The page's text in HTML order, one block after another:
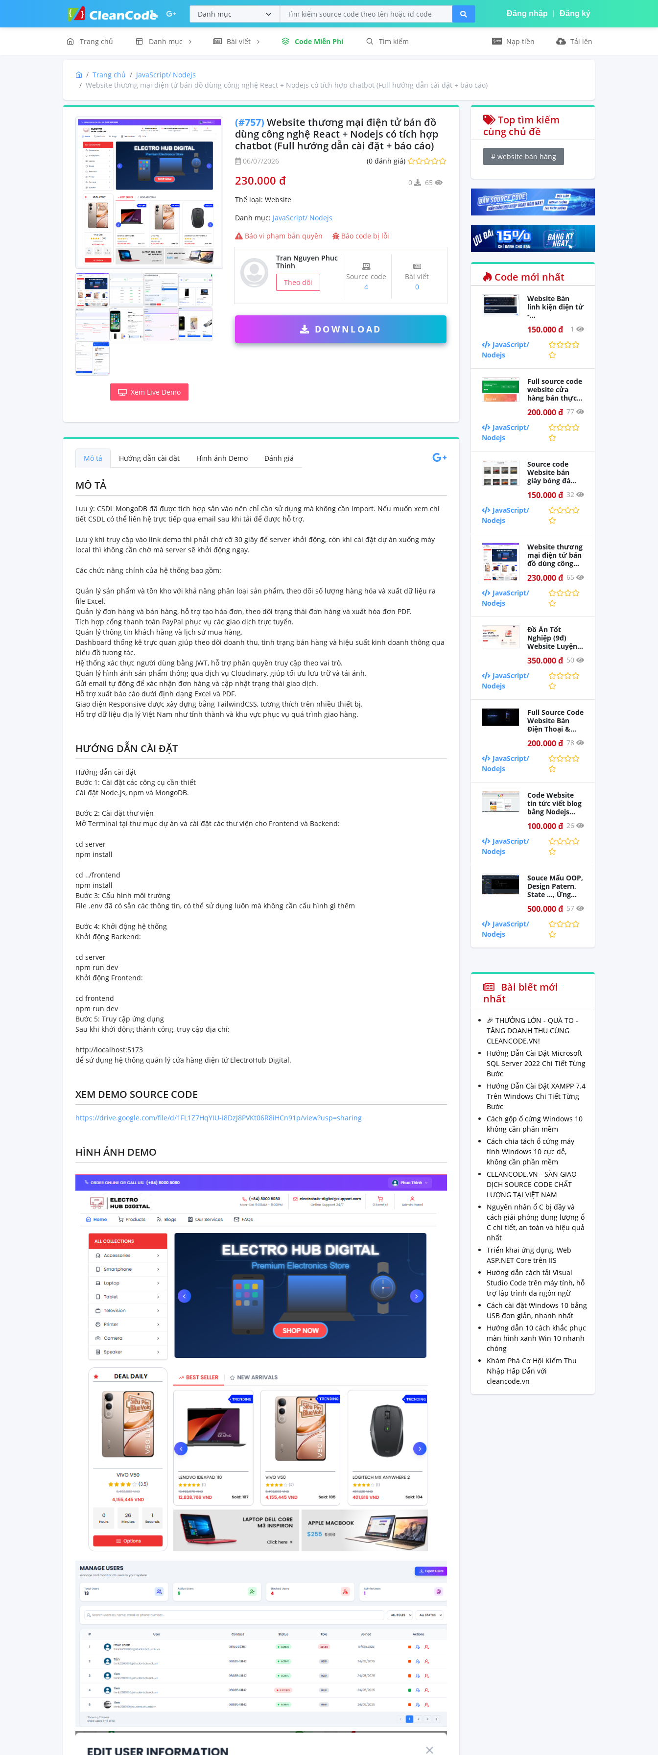
Trang chủ Danh mục Bài viết Code Miễn Phí Tìm kiếm Nạp tiền Tải lên
Đăng nhập | Đăng ký
Trang chủ
JavaScript/ Nodejs
Website thương mại điện tử bán đồ dùng công nghệ React + Nodejs có tích hợp chatbot (Full hướng dẫn cài đặt + báo cáo)
Xem Live Demo
(#757) Website thương mại điện tử bán đồ
dùng công nghệ React + Nodejs có tích hợp
chatbot (Full hướng dẫn cài đặt + báo cáo)
06/07/2026 (0 đánh giá)
230.000 đ 0
65
Thể loại:Website
Danh mục: JavaScript/ Nodejs
Báo vi phạm bản quyền
Báo code bị lỗi
Tran Nguyen Phuc
Thinh
Theo dõi
Source code
4
Bài viết
0
DOWNLOAD
Mô tả Hướng dẫn cài đặt Hình ảnh Demo Đánh giá
MÔ TẢ
Lưu ý: CSDL MongoDB đã được tích hợp sẵn vào nên chỉ cần sử dụng mà không cần import. Nếu muốn xem chi
tiết CSDL có thể liên hệ trực tiếp qua email sau khi tải để được hỗ trợ.
Lưu ý khi truy cập vào link demo thì phải chờ cỡ 30 giây để server khởi động, còn khi cài đặt dự án xuống máy
local thì không cần chờ mà server sẽ khởi động ngay.
Các chức năng chính của hệ thống bao gồm:
Quản lý sản phẩm và tồn kho với khả năng phân loại sản phẩm, theo dõi số lượng hàng hóa và xuất dữ liệu ra
file Excel.
Quản lý đơn hàng và bán hàng, hỗ trợ tạo hóa đơn, theo dõi trạng thái đơn hàng và xuất hóa đơn PDF.
Tích hợp cổng thanh toán PayPal phục vụ các giao dịch trực tuyến.
Quản lý thông tin khách hàng và lịch sử mua hàng.
Dashboard thống kê trực quan giúp theo dõi doanh thu, tình trạng bán hàng và hiệu suất kinh doanh thông qua
biểu đồ tương tác.
Hệ thống xác thực người dùng bằng JWT, hỗ trợ phân quyền truy cập theo vai trò.
Quản lý hình ảnh sản phẩm thông qua dịch vụ Cloudinary, giúp tối ưu lưu trữ và tải ảnh.
Gửi email tự động để xác nhận đơn hàng và cập nhật trạng thái giao dịch.
Hỗ trợ xuất báo cáo dưới định dạng Excel và PDF.
Giao diện Responsive được xây dựng bằng TailwindCSS, tương thích trên nhiều thiết bị.
Hỗ trợ dữ liệu địa lý Việt Nam như tỉnh thành và khu vực phục vụ quá trình giao hàng.
HƯỚNG DẪN CÀI ĐẶT
Hướng dẫn cài đặt
Bước 1: Cài đặt các công cụ cần thiết
Cài đặt Node.js, npm và MongoDB.
Bước 2: Cài đặt thư viện
Mở Terminal tại thư mục dự án và cài đặt các thư viện cho Frontend và Backend:
cd server
npm install
cd ../frontend
npm install
Bước 3: Cấu hình môi trường
File .env đã có sẵn các thông tin, có thể sử dụng luôn mà không cần cấu hình gì thêm
Bước 4: Khởi động hệ thống
Khởi động Backend:
cd server
npm run dev
Khởi động Frontend:
cd frontend
npm run dev
Bước 5: Truy cập ứng dụng
Sau khi khởi động thành công, truy cập địa chỉ:
http://localhost:5173
để sử dụng hệ thống quản lý cửa hàng điện tử ElectroHub Digital.
XEM DEMO SOURCE CODE
https://drive.google.com/file/d/1FL1Z7HqYIU-i8DzJ8PVKt06R8iHCn91p/view?usp=sharing
HÌNH ẢNH DEMO
Top tìm kiếm
cùng chủ đề
# website bán hàng
Code mới nhất
Website Bán
linh kiện điện tử
-
Tailwind,HTML5,
JSON,React
150.000 đ
1
JavaScript/
Nodejs
Full source code
website cửa
hàng bán thực
hợp chatbot sử
dụng React +
Nodejs (Full hỗ
trợ cài đặt + báo
200.000 đ 77
JavaScript/
Nodejs
Source code
Website bán
giày bóng đá
Nodejs (Full hỗ
trợ cài đặt)
150.000 đ 32
JavaScript/
Nodejs
Website thương
mại điện tử bán
đồ dùng công
Nodejs có tích
hợp chatbot
(Full hướng dẫn
cài đặt + báo
230.000 đ 65
JavaScript/
Nodejs
Đồ Án Tốt
Nghiệp (9đ)
Website Luyện
Hợp AI (Next.js,
React,
TypeScript)
350.000 đ 50
JavaScript/
Nodejs
Full Source Code
Website Bán
Điện Thoại &
React, Node.js,
TypeScript,
MySQL
200.000 đ 78
JavaScript/
Nodejs
Code Website
tin tức viết blog
bằng Nodejs
báo cáo và
hướng dẫn cài
đặt
100.000 đ 26
JavaScript/
Nodejs
Souce Mẩu OOP,
Design Patern,
State ..., Ứng
CanvasAPI - lập
trình web
(NextJS)
500.000 đ 57
JavaScript/
Nodejs
Bài biết mới
nhất
🎉 THƯỞNG LỚN - QUÀ TO -
TĂNG DOANH THU CÙNG
CLEANCODE.VN!
Hướng Dẫn Cài Đặt Microsoft
SQL Server 2022 Chi Tiết Từng
Bước
Hướng Dẫn Cài Đặt XAMPP 7.4
Trên Windows Chi Tiết Từng
Bước
Cách gộp ổ cứng Windows 10
không cần phần mềm
Cách chia tách ổ cứng máy
tính Windows 10 cực dễ,
không cần phần mềm
CLEANCODE.VN - SÀN GIAO
DỊCH SOURCE CODE CHẤT
LƯỢNG TẠI VIỆT NAM
Nguyên nhân ổ C bị đầy và
cách giải phóng dung lượng ổ
C chi tiết, an toàn và hiệu quả
nhất
Triển khai ứng dụng, Web
ASP.NET Core trên IIS
Hướng dẫn cách tải Visual
Studio Code trên máy tính, hỗ
trợ lập trình đa ngôn ngữ
Cách cài đặt Windows 10 bằng
USB đơn giản, nhanh nhất
Hướng dẫn 10 cách khắc phục
màn hình xanh Win 10 nhanh
chóng
Khám Phá Cơ Hội Kiếm Thu
Nhập Hấp Dẫn với
cleancode.vn